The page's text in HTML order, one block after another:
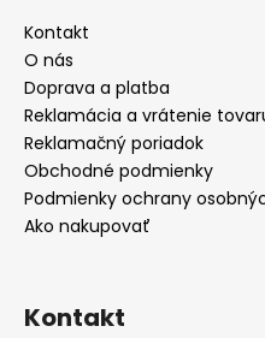
Kontakt
O nás
Doprava a platba
Reklamácia a vrátenie
Reklamačný poriadok
Obchodné podmienky
Podmienky ochrany
Ako nakupovať
Kontakt